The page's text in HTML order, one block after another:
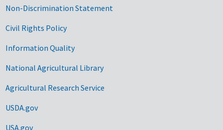
Non-Discrimination Statement
Civil Rights Policy
Information Quality
National Agricultural Library
Agricultural Research Service
USDA.gov
USA.gov